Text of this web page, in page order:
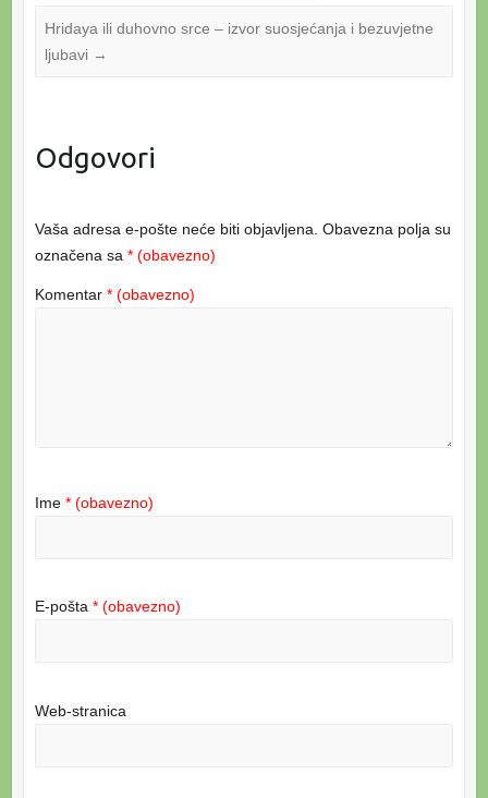
Hridaya ili duhovno srce – izvor suosjećanja i bezuvjetne
ljubavi →
Odgovori
Vaša adresa e-pošte neće biti objavljena. Obavezna polja su
označena sa * (obavezno)
Komentar * (obavezno)
Ime * (obavezno)
E-pošta * (obavezno)
Web-stranica